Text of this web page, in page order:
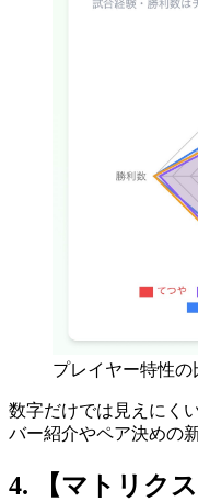
プレイヤー特性の
数字だけでは見えにく
バー紹介やペア決めの
4. 【マトリク